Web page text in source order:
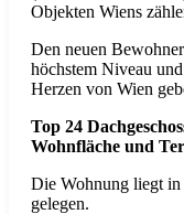
Objekten Wiens
Den neuen
höchstem Niveau
Herzen von Wien
Top 24
Wohnfläche und
Die Wohnung liegt in
gelegen.